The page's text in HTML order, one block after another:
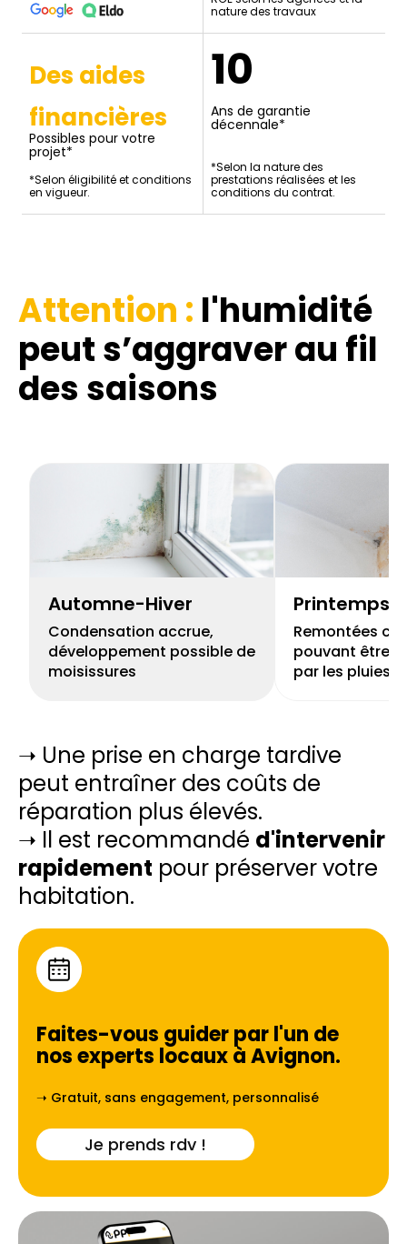
nature des travaux
Des aides
financières
Possibles pour votre
projet*
*Selon éligibilité et conditions
en vigueur.
10
Ans de garantie
décennale*
*Selon la nature des
prestations réalisées et les
conditions du contrat.
Attention : l'humidité
peut s’aggraver au fil
des saisons
Automne-Hiver
Condensation accrue,
développement possible de
moisissures
Printemps
Remontées
pouvant être
par les pluies
➝ Une prise en charge tardive
peut entraîner des coûts de
réparation plus élevés.
➝ Il est recommandé d'intervenir
rapidement pour préserver votre
habitation.
Faites-vous guider par l'un de
nos experts locaux àAvignon.
➝ Gratuit, sans engagement, personnalisé
Je prends rdv !